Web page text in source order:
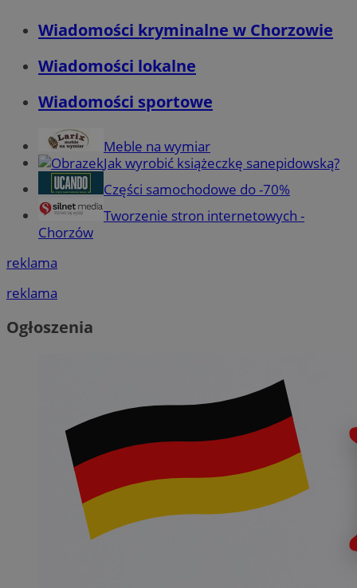
Wiadomości kryminalne w Chorzowie
Wiadomości lokalne
Wiadomości sportowe
Meble na wymiar
Jak wyrobić książeczkę sanepidowską?
Części samochodowe do -70%
Tworzenie stron internetowych -
Chorzów
reklama
reklama
Ogłoszenia